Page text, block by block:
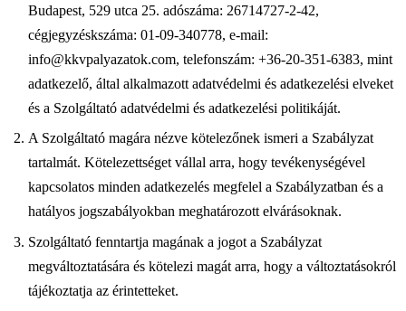
Budapest, 529 utca 25. adószáma: 26714727-2-42,
cégjegyzéskszáma: 01-09-340778, e-mail:
info@kkvpalyazatok.com, telefonszám: +36-20-351-6383, mint
adatkezelő, által alkalmazott adatvédelmi és adatkezelési elveket
és a Szolgáltató adatvédelmi és adatkezelési politikáját.
A Szolgáltató magára nézve kötelezőnek ismeri a Szabályzat
tartalmát. Kötelezettséget vállal arra, hogy tevékenységével
kapcsolatos minden adatkezelés megfelel a Szabályzatban és a
hatályos jogszabályokban meghatározott elvárásoknak.
Szolgáltató fenntartja magának a jogot a Szabályzat
megváltoztatására és kötelezi magát arra, hogy a változtatásokról
tájékoztatja az érintetteket.